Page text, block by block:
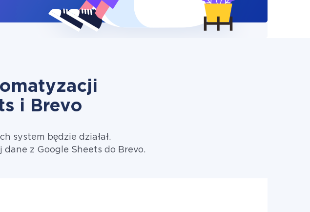
i Brevo
system będzie działał.
dane z Google Sheets do Brevo.